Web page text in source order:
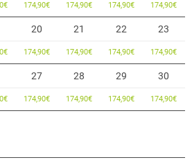
€ 174,90€ 174,90€ 174,90€ 174,90€
€
20
174,90€
21
174,90€
22
174,90€
23
174,90€
€
27
174,90€
28
174,90€
29
174,90€
30
174,90€